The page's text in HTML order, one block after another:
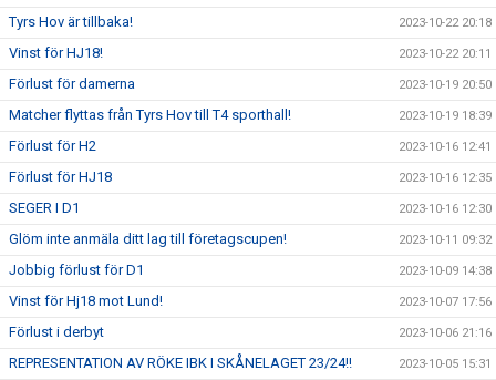
Tyrs Hov är tillbaka! 2023-10-22 20:18
Vinst för HJ18! 2023-10-22 20:11
Förlust för damerna 2023-10-19 20:50
Matcher flyttas från Tyrs Hov till T4 sporthall! 2023-10-19 18:39
Förlust för H2 2023-10-16 12:41
Förlust för HJ18 2023-10-16 12:35
SEGER I D1 2023-10-16 12:30
Glöm inte anmäla ditt lag till företagscupen! 2023-10-11 09:32
Jobbig förlust för D1 2023-10-09 14:38
Vinst för Hj18 mot Lund! 2023-10-07 17:56
Förlust i derbyt 2023-10-06 21:16
REPRESENTATION AV RÖKE IBK I SKÅNELAGET 23/24!! 2023-10-05 15:31